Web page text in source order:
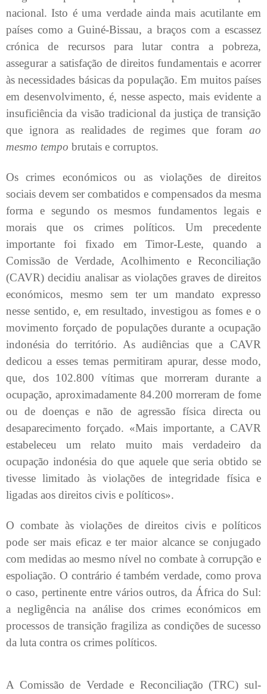
nacional. Isto é uma verdade ainda mais acutilante em
países como a Guiné-Bissau, a braços com a escassez
crónica de recursos para lutar contra a pobreza,
assegurar a satisfação de direitos fundamentais e acorrer
às necessidades básicas da população. Em muitos países
em desenvolvimento, é, nesse aspecto, mais evidente a
insuficiência da visão tradicional da justiça de transição
que ignora as realidades de regimes que foram ao
mesmo tempo brutais e corruptos.
Os crimes económicos ou as violações de direitos
sociais devem ser combatidos e compensados da mesma
forma e segundo os mesmos fundamentos legais e
morais que os crimes políticos. Um precedente
importante foi fixado em Timor-Leste, quando a
Comissão de Verdade, Acolhimento e Reconciliação
(CAVR) decidiu analisar as violações graves de direitos
económicos, mesmo sem ter um mandato expresso
nesse sentido, e, em resultado, investigou as fomes e o
movimento forçado de populações durante a ocupação
indonésia do território. As audiências que a CAVR
dedicou a esses temas permitiram apurar, desse modo,
que, dos 102.800 vítimas que morreram durante a
ocupação, aproximadamente 84.200 morreram de fome
ou de doenças e não de agressão física directa ou
desaparecimento forçado. «Mais importante, a CAVR
estabeleceu um relato muito mais verdadeiro da
ocupação indonésia do que aquele que seria obtido se
tivesse limitado às violações de integridade física e
ligadas aos direitos civis e políticos».
O combate às violações de direitos civis e políticos
pode ser mais eficaz e ter maior alcance se conjugado
com medidas ao mesmo nível no combate à corrupção e
espoliação. O contrário é também verdade, como prova
o caso, pertinente entre vários outros, da África do Sul:
a negligência na análise dos crimes económicos em
processos de transição fragiliza as condições de sucesso
da luta contra os crimes políticos.
A Comissão de Verdade e Reconciliação (TRC) sul-